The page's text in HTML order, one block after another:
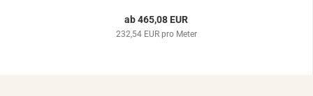
ab 465,08 EUR
232,54 EUR pro Meter